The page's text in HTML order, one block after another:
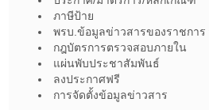
ภาษีป้าย
พรบ.ข้อมูลข่าวสารของราชการ
กฎบัตรการตรวจสอบภายใน
แผ่นพับประชาสัมพันธ์
ลงประกาศฟรี
การจัดตั้งข้อมูลข่าวสาร